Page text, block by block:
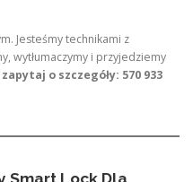
Jesteśmy technikami z
wytłumaczymy i przyjedziemy
o szczegóły: 570 933
Smart Lock Dla